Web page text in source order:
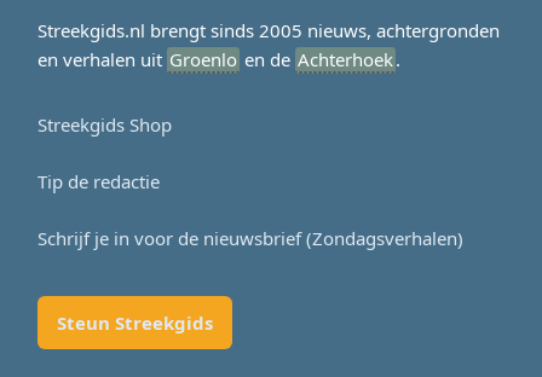
Streekgids.nl brengt sinds 2005 nieuws, achtergronden
en verhalen uit Groenlo en de Achterhoek.
Streekgids Shop
Tip de redactie
Schrijf je in voor de nieuwsbrief (Zondagsverhalen)
Steun Streekgids